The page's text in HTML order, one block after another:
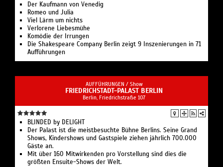
Der Kaufmann von Venedig
Romeo und Julia
Viel Lärm um nichts
Verlorene Liebesmühe
Komödie der Irrungen
Die Shakespeare Company Berlin zeigt 9 Inszenierungen in 71
Aufführungen
AUFFÜHRUNGEN / Show
FRIEDRICHSTADT-PALAST BERLIN
Berlin, Friedrichstraße 107
BLINDED by DELIGHT
Der Palast ist die meistbesuchte Bühne Berlins. Seine Grand
Shows, Kindershows und Gastspiele ziehen jährlich 700.000
Gäste an.
Mit über 160 Mitwirkenden pro Vorstellung sind dies die
größten Ensuite-Shows der Welt.